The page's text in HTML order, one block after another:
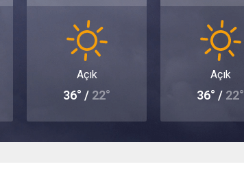
Açık
36° / 22°
Açık
36° / 22°